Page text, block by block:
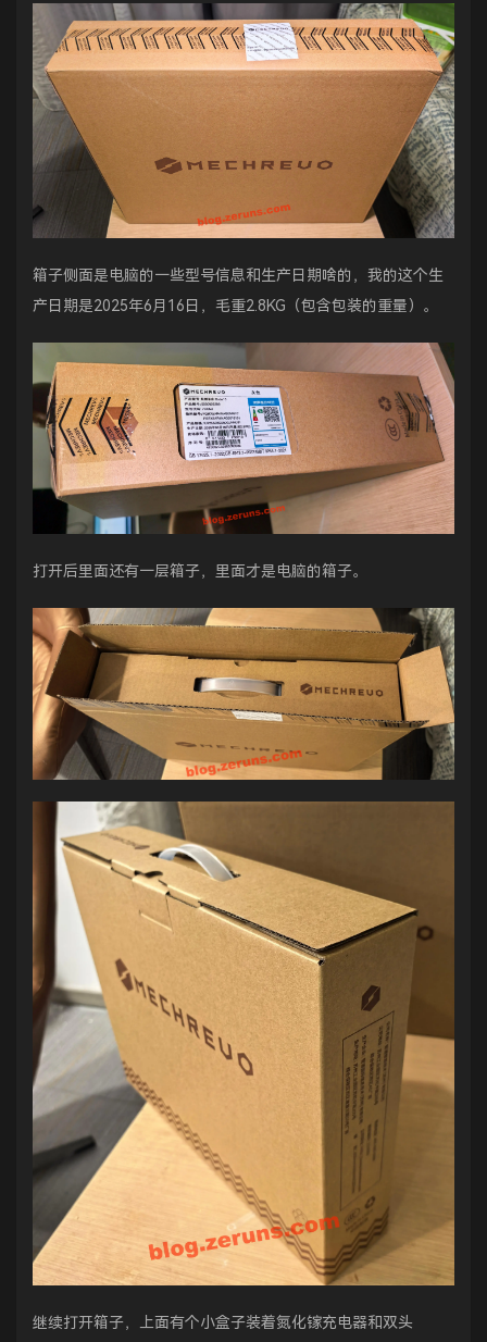
箱子侧面是电脑的一些型号信息和生产日期啥的，我的这个生
产日期是2025年6月16日，毛重2.8KG（包含包装的重量）。
打开后里面还有一层箱子，里面才是电脑的箱子。
继续打开箱子，上面有个小盒子装着氮化镓充电器和双头